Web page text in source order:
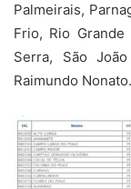
Palmeirais,
Frio, Rio
Serra, São
Raimundo Nonato.